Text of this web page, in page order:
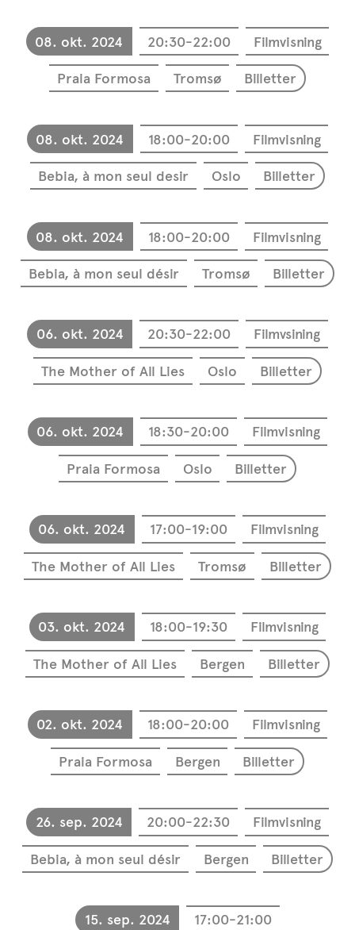
08. okt. 2024 20:30-22:00 Filmvisning
Praia Formosa Tromsø Billetter
08. okt. 2024 18:00-20:00 Filmvisning
Bebia, à mon seul desir Oslo Billetter
08. okt. 2024 18:00-20:00 Filmvisning
Bebia, à mon seul désir Tromsø Billetter
06. okt. 2024 20:30-22:00 Filmvsining
The Mother of All Lies Oslo Billetter
06. okt. 2024 18:30-20:00 Filmvisning
Praia Formosa Oslo Billetter
06. okt. 2024 17:00-19:00 Filmvisning
The Mother of All Lies Tromsø Billetter
03. okt. 2024 18:00-19:30 Filmvisning
The Mother of All Lies Bergen Billetter
02. okt. 2024 18:00-20:00 Filmvisning
Praia Formosa Bergen Billetter
26. sep. 2024 20:00-22:30 Filmvisning
Bebia, à mon seul désir Bergen Billetter
15. sep. 2024 17:00-21:00